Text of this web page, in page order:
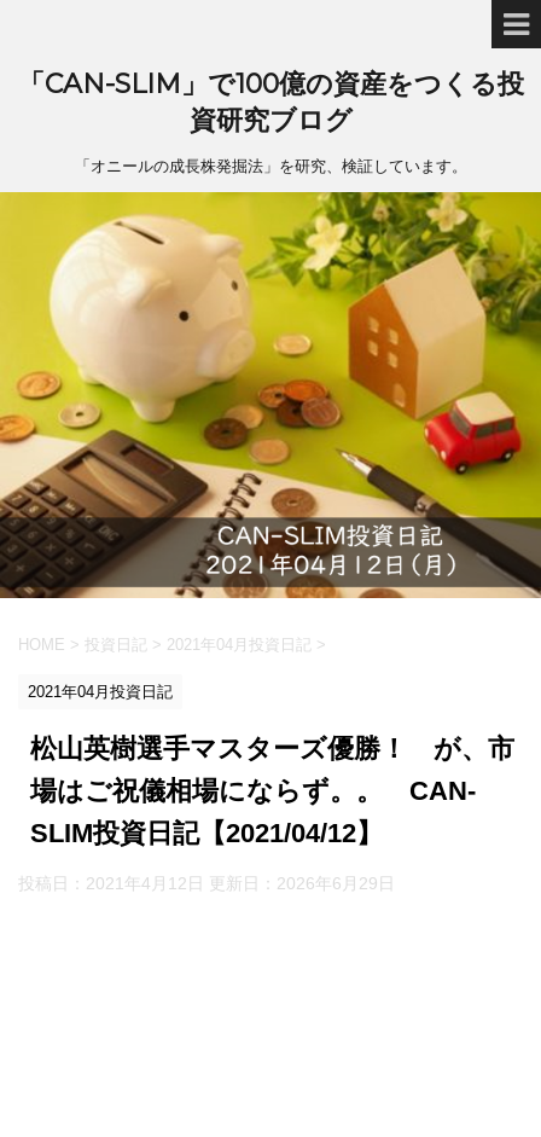
「CAN-SLIM」で100億の資産をつくる投
資研究ブログ
「オニールの成長株発掘法」を研究、検証しています。
HOME > 投資日記 > 2021年04月投資日記 >
2021年04月投資日記
松山英樹選手マスターズ優勝！ が、市
場はご祝儀相場にならず。。 CAN-
SLIM投資日記【2021/04/12】
投稿日：2021年4月12日 更新日： 2026年6月29日